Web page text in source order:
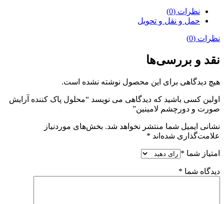
نظرات (0)
حمل و نقل و تحویل
نظرات (0)
نقد و بررسی‌ها
هیچ دیدگاهی برای این محصول نوشته نشده است.
اولین کسی باشید که دیدگاهی می نویسد “محلول پاک کننده آرایش
صورت و دورچشم لامینین”
نشانی ایمیل شما منتشر نخواهد شد. بخش‌های موردنیاز
علامت‌گذاری شده‌اند *
امتیاز شما *
دیدگاه شما *